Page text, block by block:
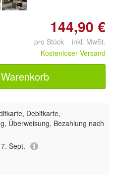
144,90 €
pro Stück inkl. MwSt.
Kostenloser Versand
Debitkarte,
Überweisung, Bezahlung nach
Sept.